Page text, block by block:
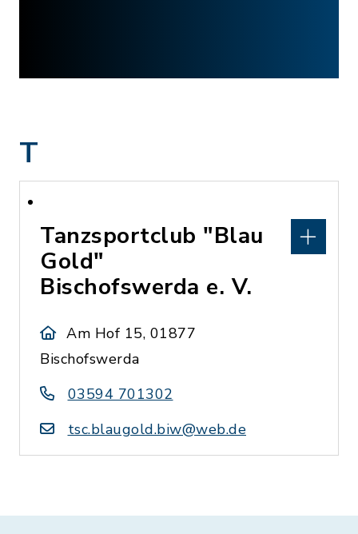
T
Tanzsportclub "Blau
Gold"
Bischofswerda e. V.
Am Hof 15, 01877
Bischofswerda
03594 701302
tsc.blaugold.biw@web.de